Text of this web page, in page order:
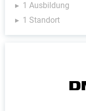
1 Ausbildung
1 Standort